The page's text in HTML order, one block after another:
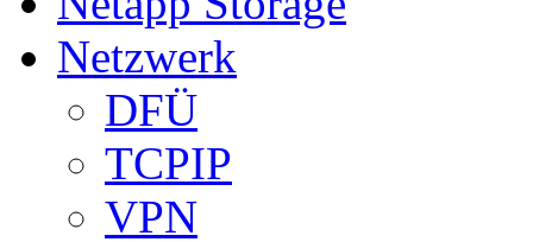
Netzwerk
DFÜ
TCPIP
VPN